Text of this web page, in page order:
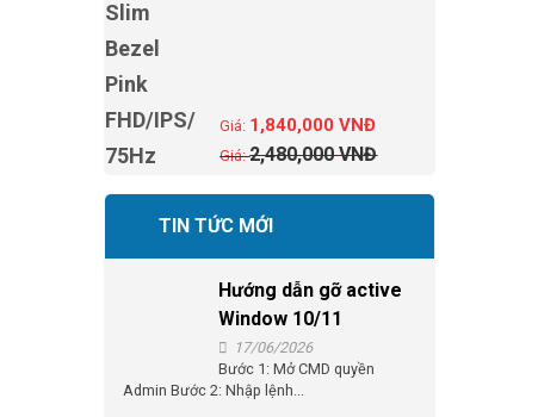
2,480,000VNĐ
1,840,000VNĐ
TIN TỨC MỚI
Hướng dẫn gỡ active
Window 10/11
17/06/2026
Bước 1: Mở CMD quyền
Admin Bước 2: Nhập lệnh...